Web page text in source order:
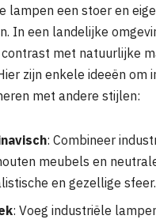
lampen een stoer en
In een landelijke
contrast met natuurlijke
zijn enkele ideeën om
met andere stijlen:
: Combineer
meubels en
en gezellige sfeer.
: Voeg industriële